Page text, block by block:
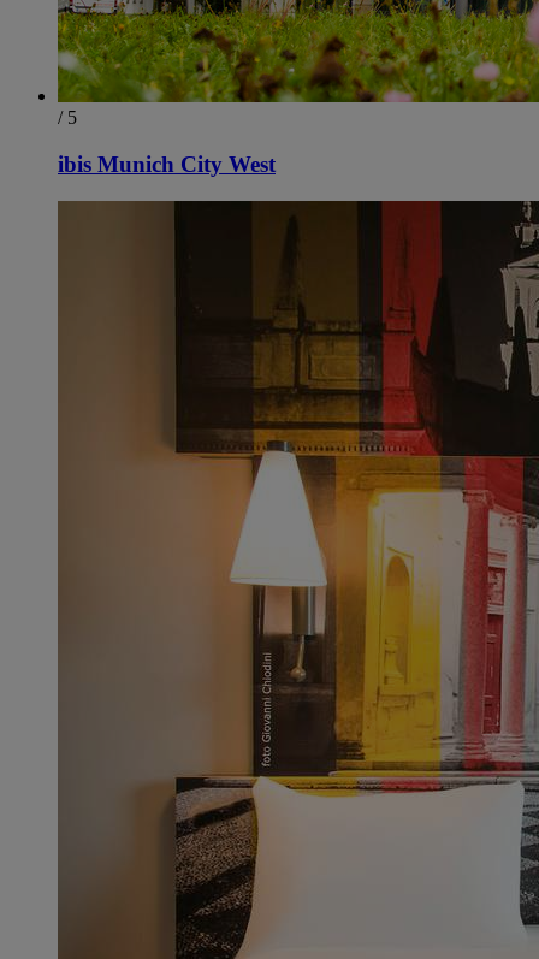
/ 5
ibis Munich City West